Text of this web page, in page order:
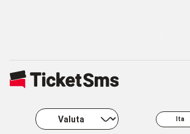
Ita